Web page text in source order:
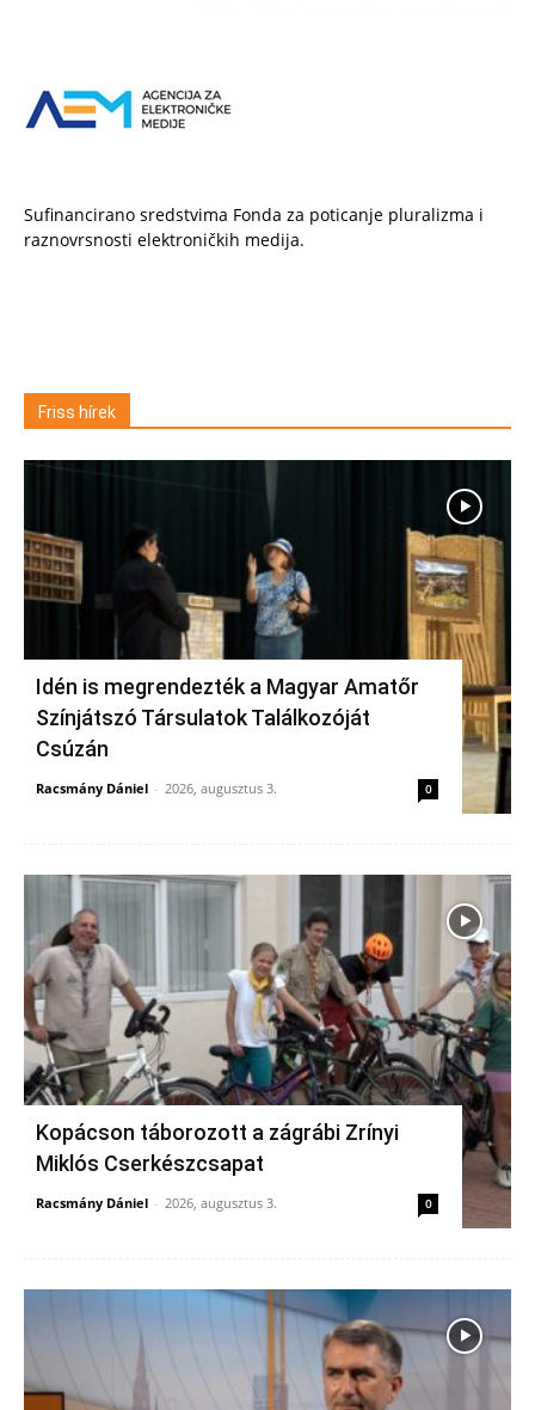
Sufinancirano sredstvima Fonda za poticanje pluralizma i
raznovrsnosti elektroničkih medija.
Friss hírek
Idén is megrendezték a Magyar Amatőr
Színjátszó Társulatok Találkozóját
Csúzán
Racsmány Dániel - 2026, augusztus 3. 0
Kopácson táborozott a zágrábi Zrínyi
Miklós Cserkészcsapat
Racsmány Dániel - 2026, augusztus 3. 0